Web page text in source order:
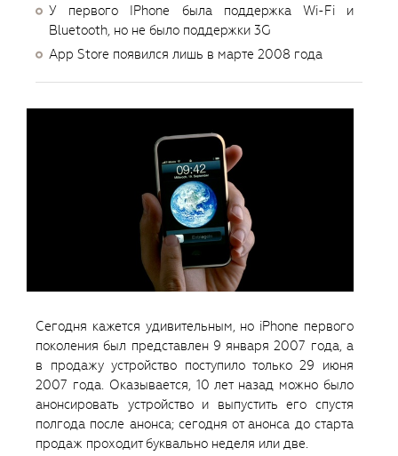
У первого IPhone была поддержка Wi-Fi и
Bluetooth, но не было поддержки 3G
App Store появился лишь в марте 2008 года
Сегодня кажется удивительным, но iPhone первого
поколения был представлен 9 января 2007 года, а
в продажу устройство поступило только 29 июня
2007 года. Оказывается, 10 лет назад можно было
анонсировать устройство и выпустить его спустя
полгода после анонса; сегодня от анонса до старта
продаж проходит буквально неделя или две.